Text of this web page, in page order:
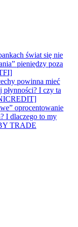
świat się nie
pieniędzy poza
powinna mieć
I czy ta
oprocentowanie
I dlaczego to my
TRADE